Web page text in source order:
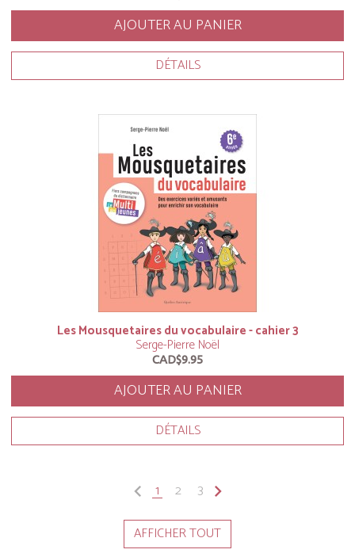
AJOUTER AU PANIER
DÉTAILS
Les Mousquetaires du vocabulaire - cahier 3
Serge-Pierre Noël
CAD$9.95
AJOUTER AU PANIER
DÉTAILS
keyboard_arrow_left 1 2 3 keyboard_arrow_right
AFFICHER TOUT